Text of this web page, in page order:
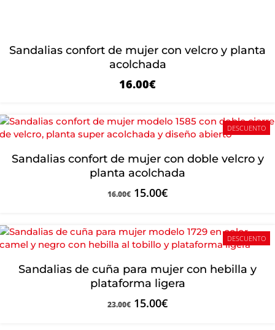
Sandalias confort de mujer con velcro y planta
acolchada
16.00€
DESCUENTO
Sandalias confort de mujer con doble velcro y
planta acolchada
16.00€ 15.00€
DESCUENTO
Sandalias de cuña para mujer con hebilla y
plataforma ligera
23.00€ 15.00€